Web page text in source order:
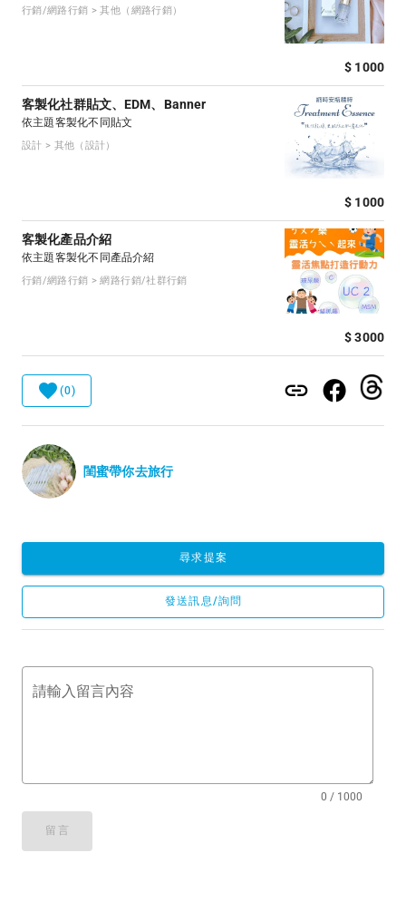
行銷/網路行銷 > 其他（網路行銷）
$ 1000
客製化社群貼文、EDM、Banner
依主題客製化不同貼文
設計 > 其他（設計）
$ 1000
客製化產品介紹
依主題客製化不同產品介紹
行銷/網路行銷 > 網路行銷/社群行銷
$ 3000
(0)
閨蜜帶你去旅行
尋求提案
發送訊息/詢問
請輸入留言內容
0 / 1000
留言